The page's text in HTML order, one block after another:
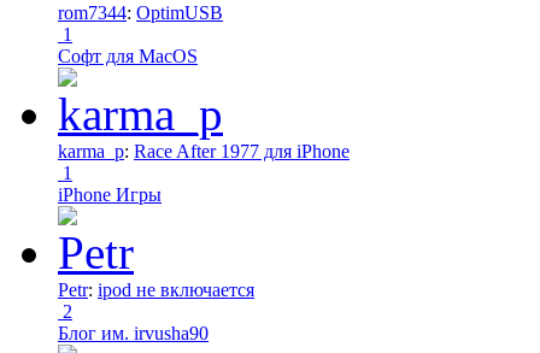
rom7344: OptimUSB
1
Софт для MacOS
karma_p: Race After 1977 для iPhone
1
iPhone Игры
Petr: ipod не включается
2
Блог им. irvusha90